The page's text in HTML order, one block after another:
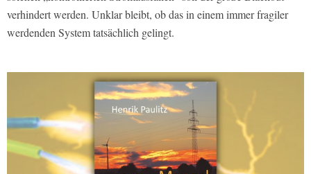
verhindert werden. Unklar bleibt, ob das in einem immer fragiler
werdenden System tatsächlich gelingt.